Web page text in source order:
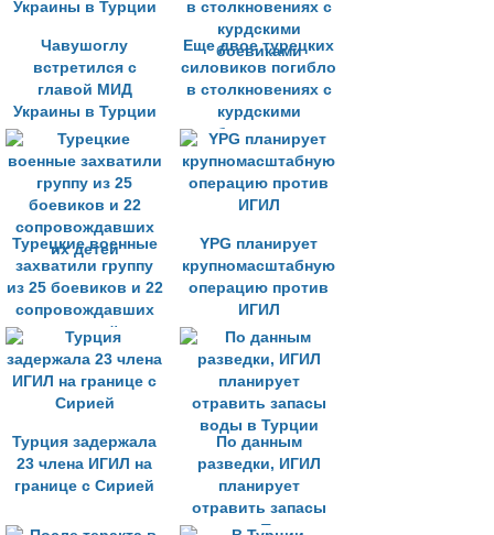
Чавушоглу
встретился с
главой МИД
Украины в Турции
Еще двое турецких
силовиков погибло
в столкновениях с
курдскими
боевиками
Турецкие военные
захватили группу
из 25 боевиков и 22
сопровождавших
их детей
YPG планирует
крупномасштабную
операцию против
ИГИЛ
Турция задержала
23 члена ИГИЛ на
границе с Сирией
По данным
разведки, ИГИЛ
планирует
отравить запасы
воды в Турции